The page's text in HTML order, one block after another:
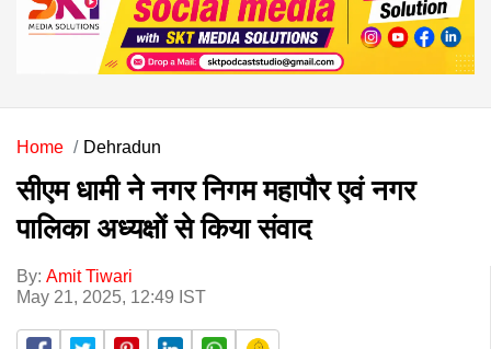
Home Dehradun
सीएम धामी ने नगर निगम महापौर एवं नगर
पालिका अध्यक्षों से किया संवाद
By: Amit Tiwari
May 21, 2025, 12:49 IST